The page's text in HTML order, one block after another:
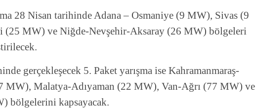
28 Nisan tarihinde Adana – Osmaniye (9 MW), Sivas (9
(25 MW) ve Niğde-Nevşehir-Aksaray (26 MW) bölgeleri
gerçekleşecek 5. Paket yarışma ise Kahramanmaraş-
MW), Malatya-Adıyaman (22 MW), Van-Ağrı (77 MW) ve
bölgelerini kapsayacak.